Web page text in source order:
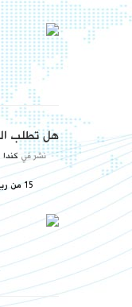
هل تطلب
نشر في كندا
15 من ربيع الثاني 1440هـ